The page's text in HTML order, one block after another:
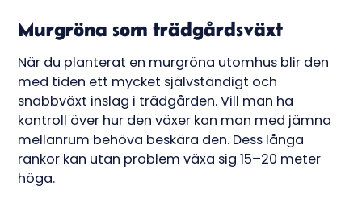
Murgröna som trädgårdsväxt
När du planterat en murgröna utomhus blir den
med tiden ett mycket självständigt och
snabbväxt inslag i trädgården. Vill man ha
kontroll över hur den växer kan man med jämna
mellanrum behöva beskära den. Dess långa
rankor kan utan problem växa sig 15–20 meter
höga.